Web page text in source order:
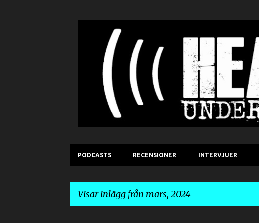
PODCASTS RECENSIONER INTERVJUER
Visar inlägg från mars, 2024